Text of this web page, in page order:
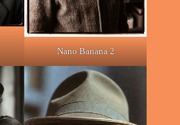
Nano Banana 2